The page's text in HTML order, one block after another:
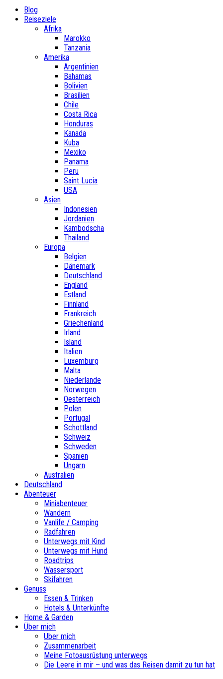
Blog
Reiseziele
Afrika
Marokko
Tanzania
Amerika
Argentinien
Bahamas
Bolivien
Brasilien
Chile
Costa Rica
Honduras
Kanada
Kuba
Mexiko
Panama
Peru
Saint Lucia
USA
Asien
Indonesien
Jordanien
Kambodscha
Thailand
Europa
Belgien
Dänemark
Deutschland
England
Estland
Finnland
Frankreich
Griechenland
Irland
Island
Italien
Luxemburg
Malta
Niederlande
Norwegen
Oesterreich
Polen
Portugal
Schottland
Schweiz
Schweden
Spanien
Ungarn
Australien
Deutschland
Abenteuer
Miniabenteuer
Wandern
Vanlife / Camping
Radfahren
Unterwegs mit Kind
Unterwegs mit Hund
Roadtrips
Wassersport
Skifahren
Genuss
Essen & Trinken
Hotels & Unterkünfte
Home & Garden
Über mich
Über mich
Zusammenarbeit
Meine Fotoausrüstung unterwegs
Die Leere in mir – und was das Reisen damit zu tun hat